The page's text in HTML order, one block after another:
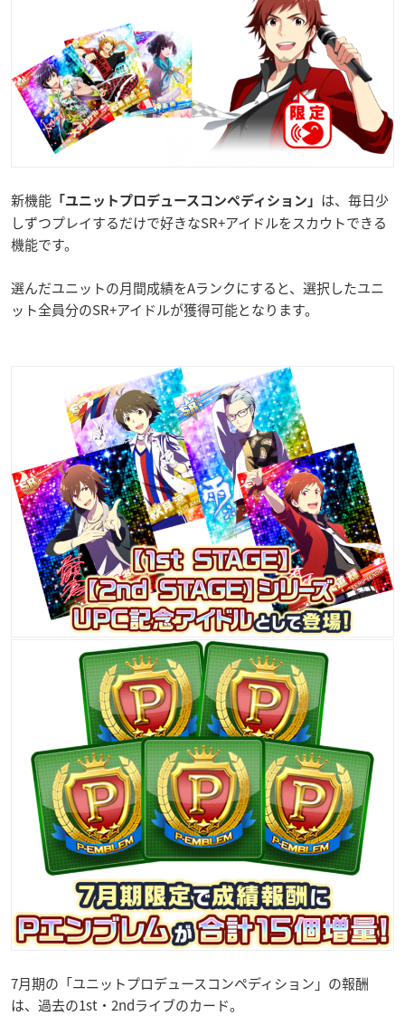
新機能 「ユニットプロデュースコンペディション」 は、毎日少
しずつプレイするだけで好きなSR+アイドルをスカウトできる
機能です。
選んだユニットの月間成績をAランクにすると、選択したユニ
ット全員分のSR+アイドルが獲得可能となります。
7月期の「ユニットプロデュースコンペディション」の報酬
は、過去の1st・2ndライブのカード。